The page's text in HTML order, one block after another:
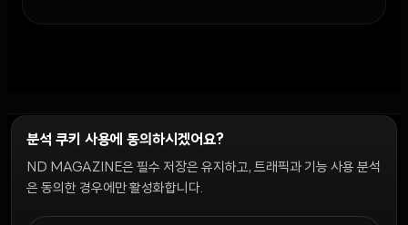
윤리 원칙 Discord 봇캠페인 가이드커뮤니티 랭킹
쿠키 설정
분석 쿠키 사용에 동의하시겠어요?
ND MAGAZINE은 필수 저장은 유지하고, 트래픽과 기능 사용 분석
은 동의한 경우에만 활성화합니다.